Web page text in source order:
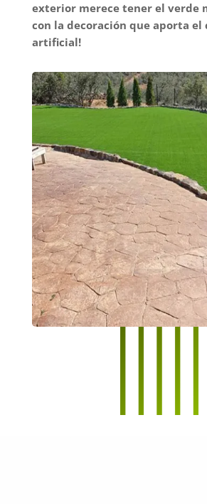
exterior merece tener el verde
con la decoración que aporta el
artificial!